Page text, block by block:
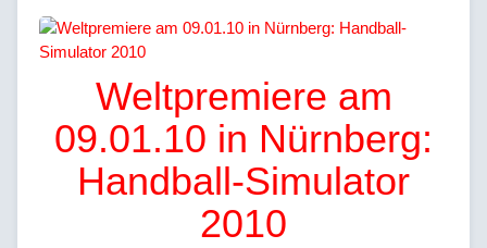
Weltpremiere am
09.01.10 in Nürnberg:
Handball-Simulator
2010